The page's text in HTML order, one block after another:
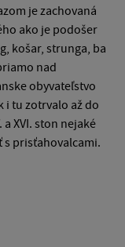
je zachovaná
ako je podošer
košar, strunga, ba
nad
obyvateľstvo
i tu zotrvalo až do
XVI. ston nejaké
prisťahovalcami.